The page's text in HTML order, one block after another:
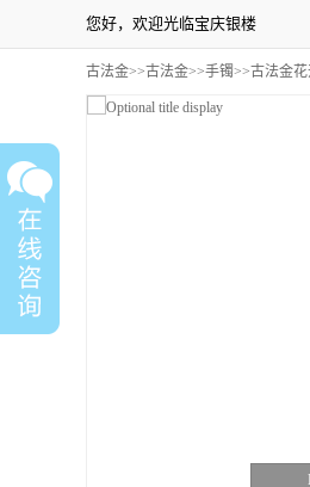
您好，欢迎光临宝庆银楼
古法金>>古法金>>手镯>>古法金